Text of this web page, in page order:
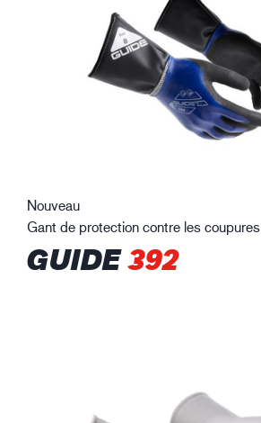
Nouveau
Gant de protection contre les coupures
GUIDE392